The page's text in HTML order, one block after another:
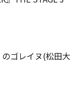
ゴレイヌ(松田大